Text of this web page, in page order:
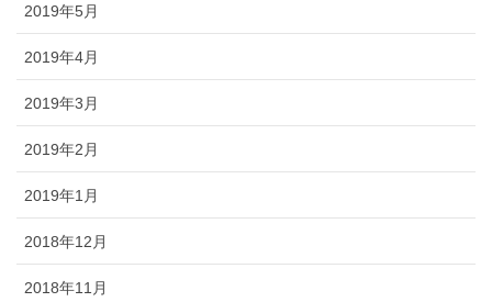
2019年5月
2019年4月
2019年3月
2019年2月
2019年1月
2018年12月
2018年11月